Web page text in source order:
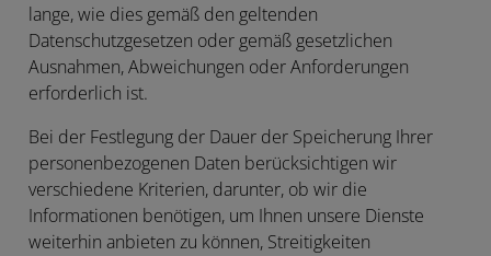
lange, wie dies gemäß den geltenden
Datenschutzgesetzen oder gemäß gesetzlichen
Ausnahmen, Abweichungen oder Anforderungen
erforderlich ist.
Bei der Festlegung der Dauer der Speicherung Ihrer
personenbezogenen Daten berücksichtigen wir
verschiedene Kriterien, darunter, ob wir die
Informationen benötigen, um Ihnen unsere Dienste
weiterhin anbieten zu können, Streitigkeiten